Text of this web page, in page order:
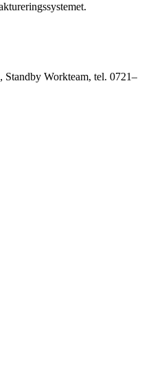
Standby Workteam, tel. 0721–